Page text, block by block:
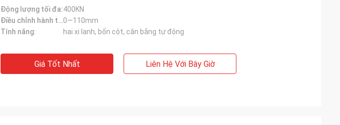
Động lượng tối đa:400KN
Điều chỉnh hành trình:0—110mm
Tính năng:
hai xi lanh, bốn cột, cân bằng tự động
Giá Tốt Nhất Liên Hệ Với Bây Giờ